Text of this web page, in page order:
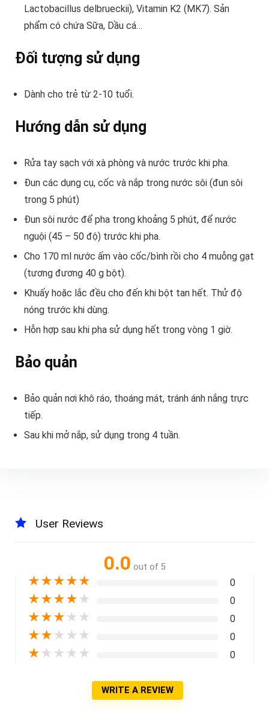
Lactobacillus delbrueckii), Vitamin K2 (MK7). Sản
phẩm có chứa Sữa, Dầu cá…
Đối tượng sử dụng
Dành cho trẻ từ 2-10 tuổi.
Hướng dẫn sử dụng
Rửa tay sạch với xà phòng và nước trước khi pha.
Đun các dụng cụ, cốc và nắp trong nước sôi (đun sôi
trong 5 phút)
Đun sôi nước để pha trong khoảng 5 phút, để nước
nguội (45 – 50 độ) trước khi pha.
Cho 170 ml nước ấm vào cốc/bình rồi cho 4 muỗng gạt
(tương đương 40 g bột).
Khuấy hoặc lắc đều cho đến khi bột tan hết. Thử độ
nóng trước khi dùng.
Hỗn hợp sau khi pha sử dụng hết trong vòng 1 giờ.
Bảo quản
Bảo quản nơi khô ráo, thoáng mát, tránh ánh nắng trực
tiếp.
Sau khi mở nắp, sử dụng trong 4 tuần.
User Reviews
0.0 out of 5
★★★★★ 0
★★★★ ★ 0
★★★ ★ ★ 0
★★ ★ ★ ★ 0
★ ★ ★ ★ ★ 0
WRITE A REVIEW